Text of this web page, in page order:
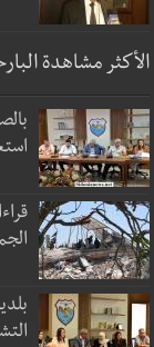
الأكثر مشاهدة